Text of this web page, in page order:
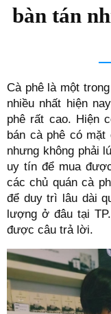
bàn tán
Cà phê là một
nhiều nhất hiện
phê rất cao. Hiện
bán cà phê có
nhưng không phải
uy tín để mua
các chủ quán cà
để duy trì lâu dài
lượng ở đâu tại
được câu trả lời.